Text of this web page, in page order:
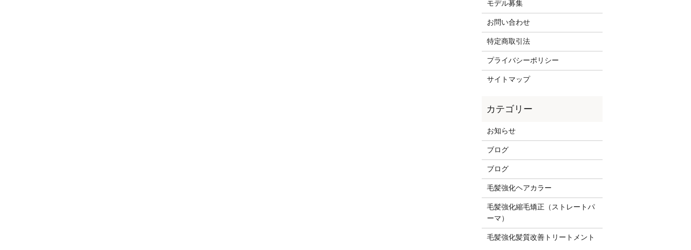
モデル募集
お問い合わせ
特定商取引法
プライバシーポリシー
サイトマップ
お知らせ
ブログ
ブログ
毛髪強化ヘアカラー
毛髪強化縮毛矯正（ストレートパ
ーマ）
毛髪強化髪質改善トリートメント